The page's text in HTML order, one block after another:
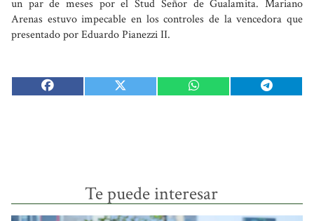
un par de meses por el Stud Señor de Gualamita. Mariano
Arenas estuvo impecable en los controles de la vencedora que
presentado por Eduardo Pianezzi II.
Te puede interesar